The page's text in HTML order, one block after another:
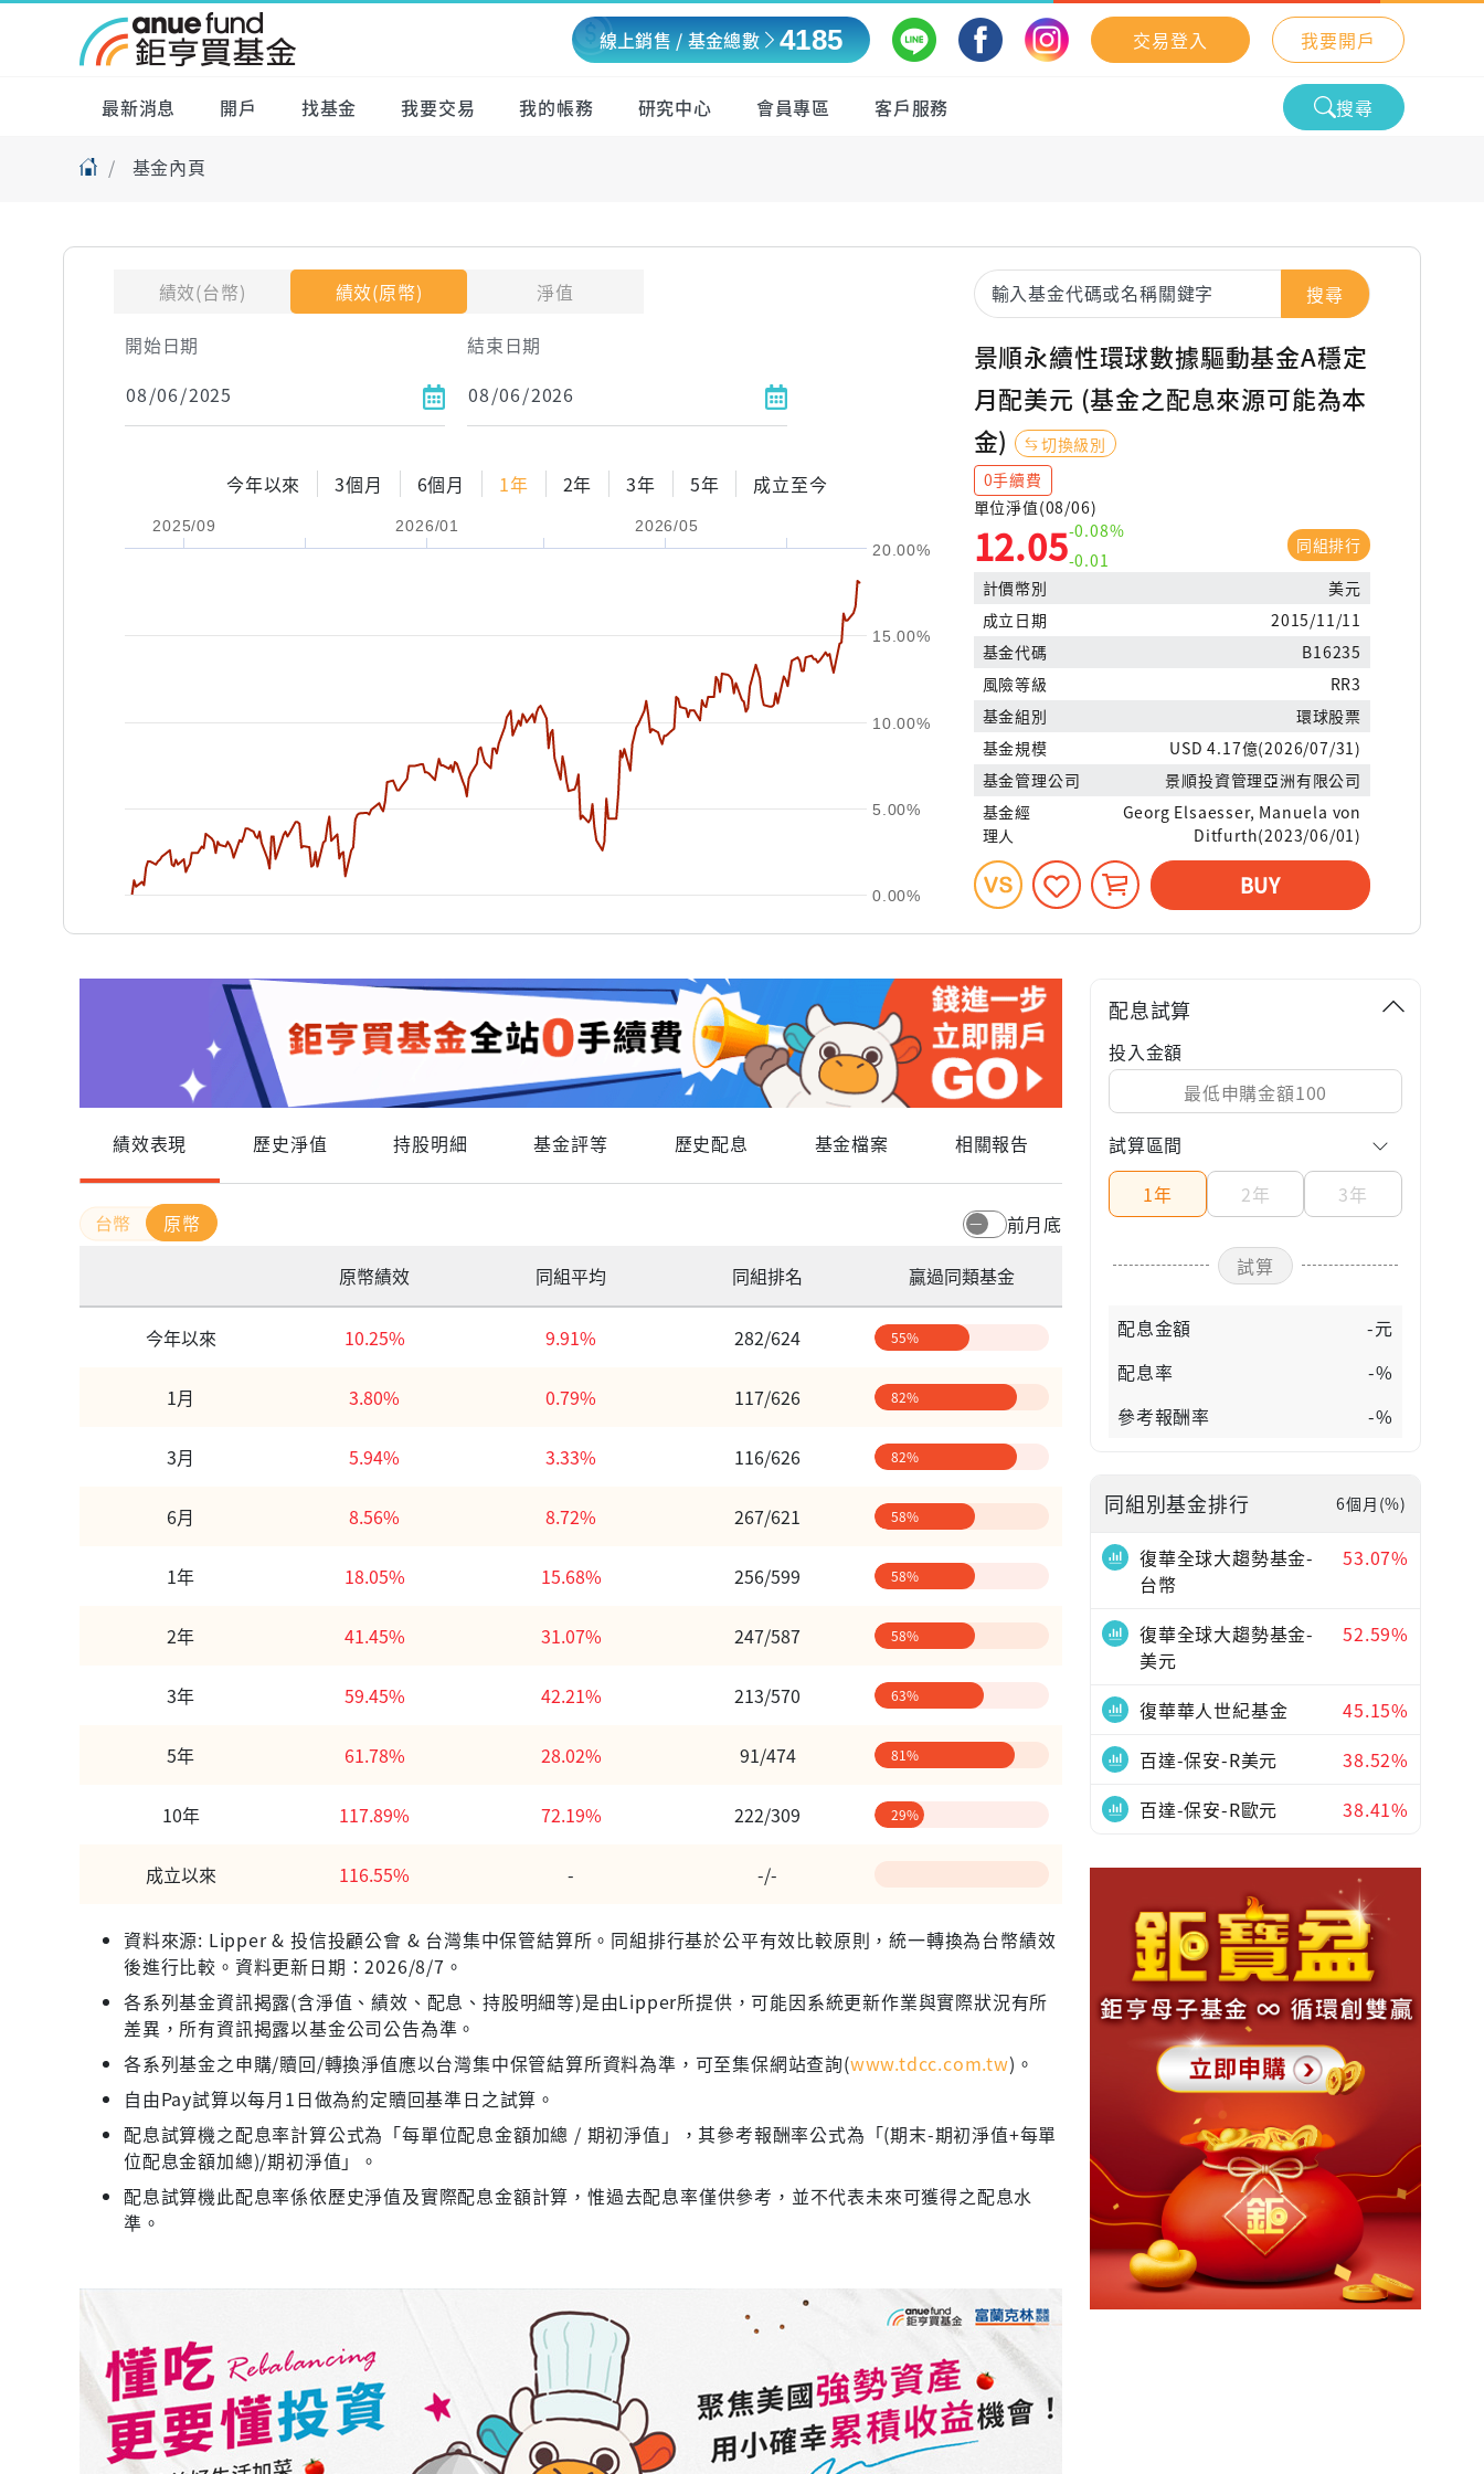
線上銷售 / 基金總數 4185 交易登入 我要開戶
最新消息 開戶 找基金 我要交易 我的帳務 研究中心 會員專區 客戶服務 搜尋
基金內頁
績效(台幣) 績效(原幣)
淨值
開始日期
結束日期
今年以來 3個月 6個月 1年 2年 3年 5年 成立至今
2025/09 2026/01 2026/05
0.00%
5.00%
10.00%
15.00%
20.00%
搜尋
景順永續性環球數據驅動基金A穩定
月配美元 (基金之配息來源可能為本
金)
切換級別
0手續費
單位淨值(08/06)
12.05-0.08%
-0.01
同組排行
計價幣別
美元
成立日期
2015/11/11
基金代碼
B16235
風險等級
RR3
基金組別
環球股票
基金規模
USD 4.17億(2026/07/31)
基金管理公司
景順投資管理亞洲有限公司
基金經
理人
Georg Elsaesser, Manuela von
Ditfurth(2023/06/01)
BUY
績效表現 歷史淨值 持股明細 基金評等 歷史配息 基金檔案 相關報告
原幣
前月底
原幣績效
同組平均 同組排名 贏過同類基金
今年以來 10.25% 9.91% 282/624 55%
1月 3.80% 0.79% 117/626 82%
3月 5.94% 3.33% 116/626 82%
6月 8.56% 8.72% 267/621 58%
1年 18.05% 15.68% 256/599 58%
2年 41.45% 31.07% 247/587 58%
3年 59.45% 42.21% 213/570 63%
5年 61.78% 28.02% 91/474 81%
10年 117.89% 72.19% 222/309 29%
成立以來 116.55% - -/-
資料來源: Lipper & 投信投顧公會 & 台灣集中保管結算所。同組排行基於公平有效比較原則，統一轉換為台幣績效
後進行比較。資料更新日期：2026/8/7。
各系列基金資訊揭露(含淨值、績效、配息、持股明細等)是由Lipper所提供，可能因系統更新作業與實際狀況有所
差異，所有資訊揭露以基金公司公告為準。
各系列基金之申購/贖回/轉換淨值應以台灣集中保管結算所資料為準，可至集保網站查詢(www.tdcc.com.tw)。
自由Pay試算以每月1日做為約定贖回基準日之試算。
配息試算機之配息率計算公式為「每單位配息金額加總 / 期初淨值」，其參考報酬率公式為「(期末-期初淨值+每單
位配息金額加總)/期初淨值」。
配息試算機此配息率係依歷史淨值及實際配息金額計算，惟過去配息率僅供參考，並不代表未來可獲得之配息水
準。
配息試算
投入金額
試算區間
1年
2年 3年
試算
配息金額
-元
配息率
-%
參考報酬率
-%
同組別基金排行 6個月(%)
復華全球大趨勢基金-
台幣
53.07%
復華全球大趨勢基金-
美元
52.59%
復華華人世紀基金
45.15%
百達-保安-R美元
38.52%
百達-保安-R歐元
38.41%